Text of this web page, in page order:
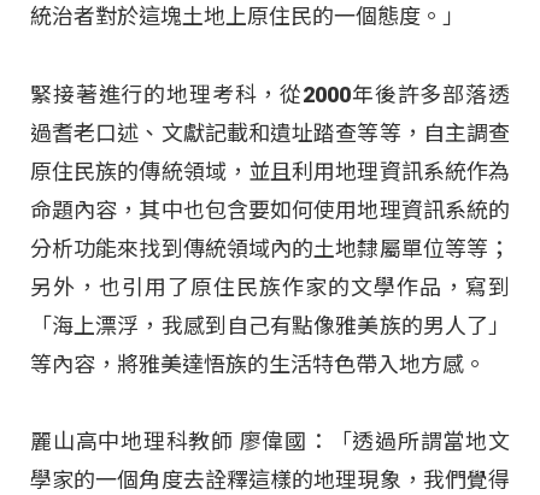
統治者對於這塊土地上原住民的一個態度。」
緊接著進行的地理考科，從2000年後許多部落透
過耆老口述、文獻記載和遺址踏查等等，自主調查
原住民族的傳統領域，並且利用地理資訊系統作為
命題內容，其中也包含要如何使用地理資訊系統的
分析功能來找到傳統領域內的土地隸屬單位等等；
另外，也引用了原住民族作家的文學作品，寫到
「海上漂浮，我感到自己有點像雅美族的男人了」
等內容，將雅美達悟族的生活特色帶入地方感。
麗山高中地理科教師 廖偉國：「透過所謂當地文
學家的一個角度去詮釋這樣的地理現象，我們覺得